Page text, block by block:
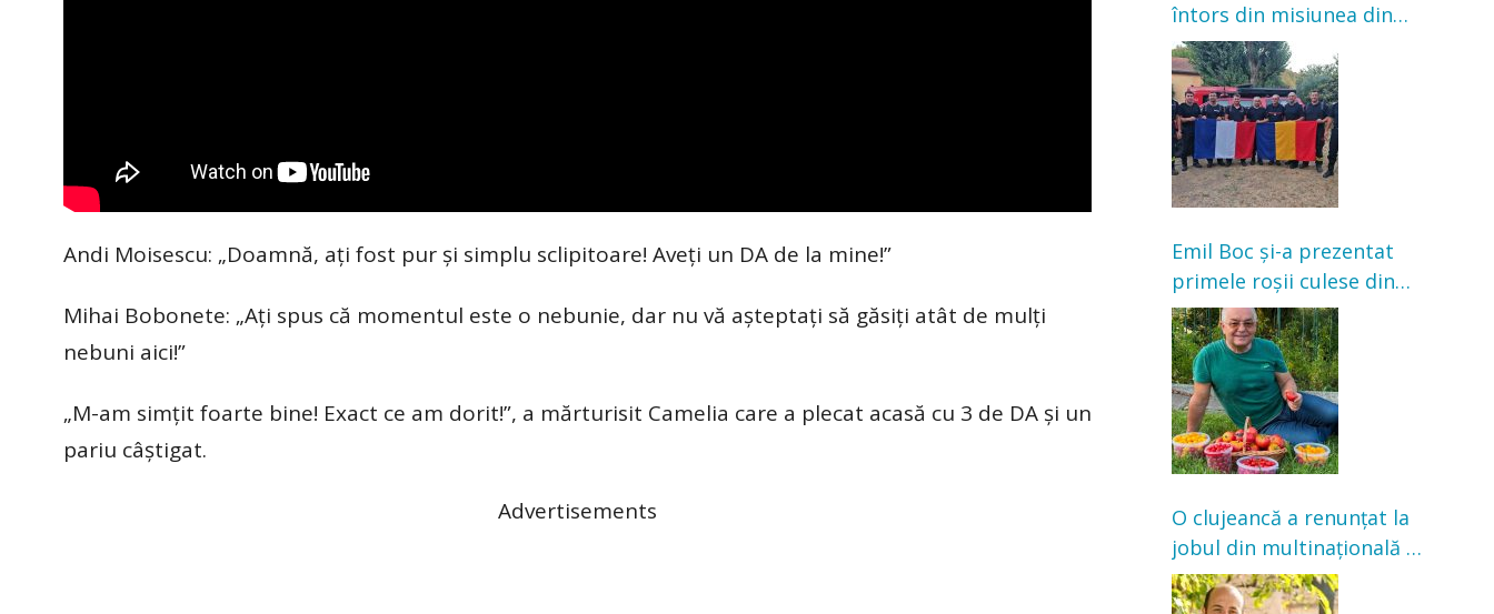
​Andi Moisescu: „Doamnă, ați fost pur și simplu sclipitoare! Aveți un DA de la mine!”
Mihai Bobonete: „Ați spus că momentul este o nebunie, dar nu vă așteptați să găsiți atât de mulți
nebuni aici!”
„M-am simțit foarte bine! Exact ce am dorit!”, a mărturisit Camelia care a plecat acasă cu 3 de DA și un
pariu câștigat.
Advertisements
întors din misiunea din
Franța. Au intervenit la
incendii de vegetație și
pădure
Emil Boc și-a prezentat
primele roșii culese din
grădină: „Niciun magazin
nu poate oferi această
satisfacție”
O clujeancă a renunțat la
jobul din multinațională și
s-a mutat la țară. Acum
cultivă legume în grădina